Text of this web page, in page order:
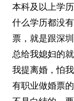
本科及以上学
什么学历都没
票，就是跟深
总给我媳妇的
我提离婚，怕
有职业做婚票